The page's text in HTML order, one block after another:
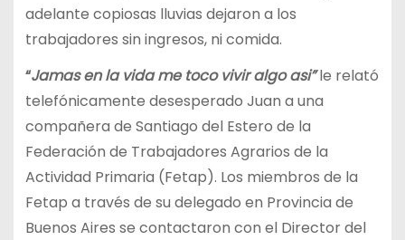
adelante copiosas lluvias dejaron a los
trabajadores sin ingresos, ni comida.
“Jamas en la vida me toco vivir algo asi”le relató
telefónicamente desesperado Juan a una
compañera de Santiago del Estero de la
Federación de Trabajadores Agrarios de la
Actividad Primaria (Fetap). Los miembros de la
Fetap a través de su delegado en Provincia de
Buenos Aires se contactaron con el Director del